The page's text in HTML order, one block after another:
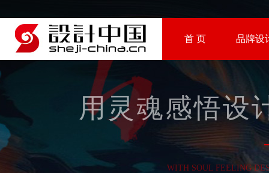
首 页 品牌设
用灵魂感悟设
WITH SOUL FEELING